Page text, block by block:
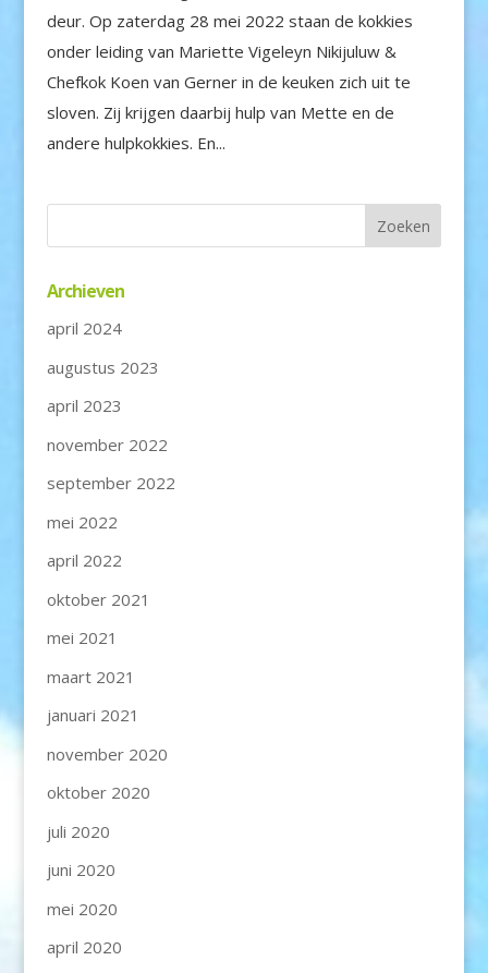
deur. Op zaterdag 28 mei 2022 staan de kokkies
onder leiding van Mariette Vigeleyn Nikijuluw &
Chefkok Koen van Gerner in de keuken zich uit te
sloven. Zij krijgen daarbij hulp van Mette en de
andere hulpkokkies. En...
Archieven
april 2024
augustus 2023
april 2023
november 2022
september 2022
mei 2022
april 2022
oktober 2021
mei 2021
maart 2021
januari 2021
november 2020
oktober 2020
juli 2020
juni 2020
mei 2020
april 2020